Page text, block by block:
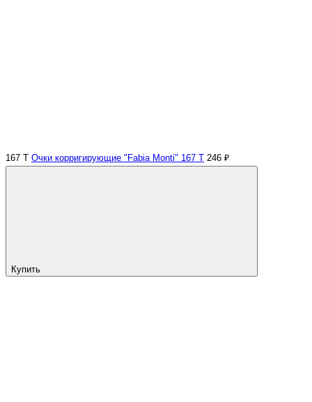
167 Т Очки корригирующие "Fabia Monti" 167 Т 246 ₽
Купить